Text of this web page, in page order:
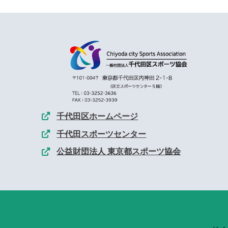
千代田区ホームページ
千代田スポーツセンター
公益財団法人 東京都スポーツ協会